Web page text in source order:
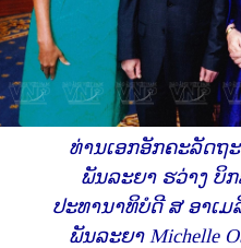
ທ່ານເອກອັກຄະລັດຖ
ພັນລະຍາ ຮວ່າງ ບິ
ປະທານາທິບໍດີ ສ ອາເມ
ພັນລະຍາ Michelle